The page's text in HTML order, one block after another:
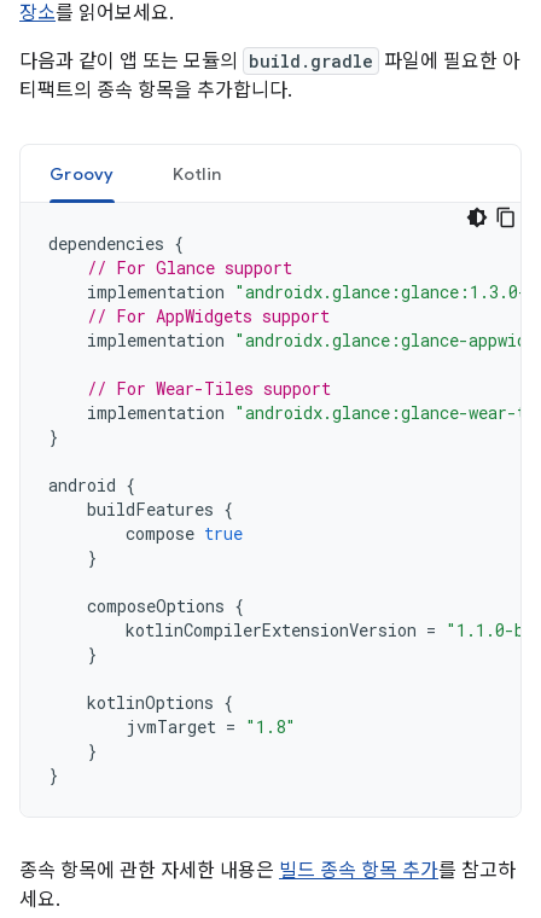
장소를 읽어보세요.
다음과 같이 앱 또는 모듈의
build.gradle 파일에 필요한 아
티팩트의 종속 항목을 추가합니다.
Groovy Kotlin
dependencies {
// For Glance support
implementation "androidx.glance:glance:1.3.0-
// For AppWidgets support
implementation "androidx.glance:glance-
// For Wear-Tiles support
implementation "androidx.glance:glance-wear-
}
android {
buildFeatures {
compose true
}
composeOptions {
kotlinCompilerExtensionVersion = "1.1.0-
}
kotlinOptions {
jvmTarget = "1.8"
}
}
종속 항목에 관한 자세한 내용은 빌드 종속 항목 추가를 참고하
세요.